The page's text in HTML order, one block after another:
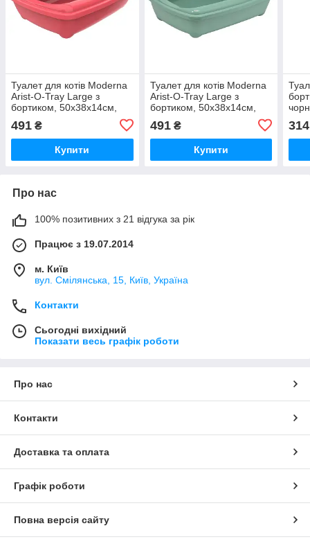
Туалет для котів Moderna
Arist-O-Tray Large з
бортиком, 50х38х14см,
491 ₴
Купити
Туалет для котів Moderna
Arist-O-Tray Large з
бортиком, 50х38х14см,
світло-зелений (C192378)
491₴
Купити
314
Про нас
100% позитивних з 21 відгука за рік
Працює з 19.07.2014
м. Київ
вул. Смілянська, 15, Київ, Україна
Контакти
Сьогодні вихідний
Показати весь графік роботи
Про нас
Контакти
Доставка та оплата
Графік роботи
Повна версія сайту